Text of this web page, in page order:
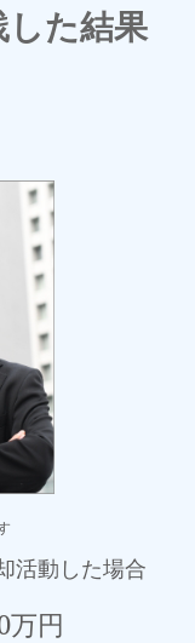
た結果
活動した場合
万円